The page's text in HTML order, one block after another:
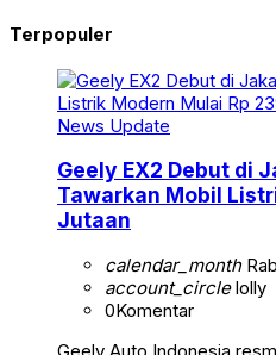
Terpopuler
News Update
Geely EX2 Debut di
Tawarkan Mobil
Jutaan
calendar_month
account_circlelolly
0Komentar
Geely Auto Indonesia